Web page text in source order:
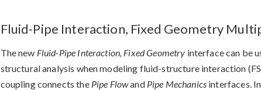
Fluid-Pipe Interaction, Fixed Geometry
The new Fluid-Pipe Interaction, Fixed Geometry interface can be
structural analysis when modeling fluid-structure interaction
coupling connects the Pipe Flowand Pipe Mechanics interfaces.